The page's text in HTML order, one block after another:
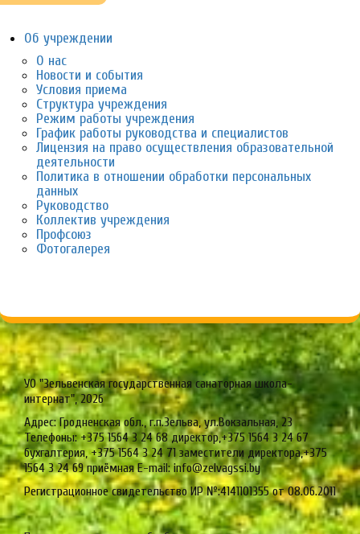
Об учреждении
О нас
Новости и события
Условия приема
Структура учреждения
Режим работы учреждения
График работы руководства и специалистов
Лицензия на право осуществления образовательной
деятельности
Политика в отношении обработки персональных
данных
Руководство
Коллектив учреждения
Профсоюз
Фотогалерея
УО "Зельвенская государственная санаторная школа-
интернат", 2026
Адрес: Гродненская обл., г.п.Зельва, ул.Вокзальная, 23
Телефоны: +375 1564 3 24 68 директор,+375 1564 3 24 67
бухгалтерия, +375 1564 3 24 71 заместители директора,+375
1564 3 24 69 приёмная E-mail: info@zelvagssi.by
Регистрационное свидетельство ИР №:4141101355 от 08.06.2011